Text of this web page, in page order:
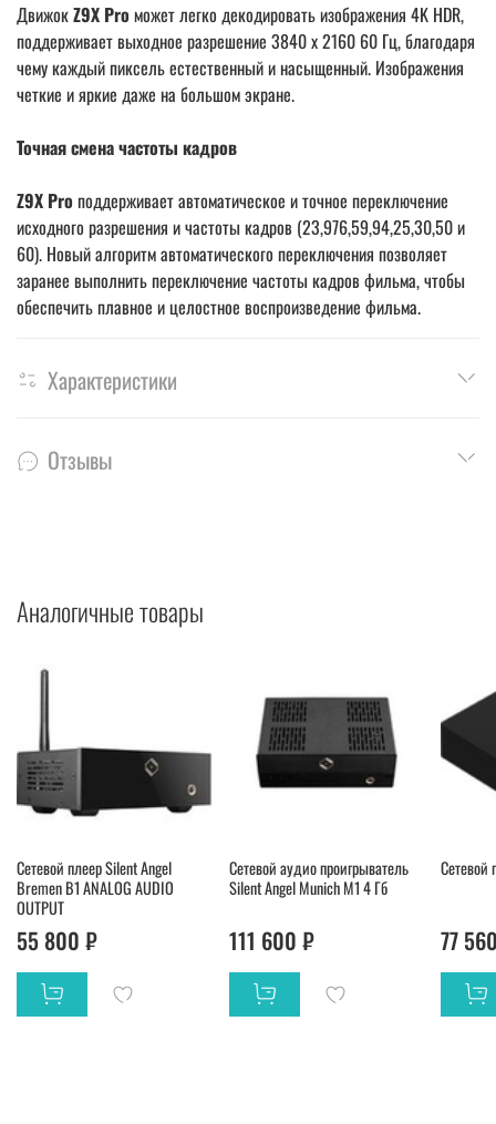
ДвижокZ9X Pro может легко декодировать изображения 4K HDR,
поддерживает выходное разрешение 3840 x 2160 60 Гц, благодаря
чему каждый пиксель естественный и насыщенный. Изображения
четкие и яркие даже на большом экране.
Точная смена частоты кадров
Z9Х Pro поддерживает автоматическое и точное переключение
исходного разрешения и частоты кадров (23,976,59,94,25,30,50 и
60). Новый алгоритм автоматического переключения позволяет
заранее выполнить переключение частоты кадров фильма, чтобы
обеспечить плавное и целостное воспроизведение фильма.
Характеристики
Отзывы
Аналогичные товары
Сетевой плеер Silent Angel
Bremen B1 ANALOG AUDIO
OUTPUT
55 800 ₽
Сетевой аудио проигрыватель
Silent Angel Munich M1 4 Гб
111 600 ₽
Сетевой
77